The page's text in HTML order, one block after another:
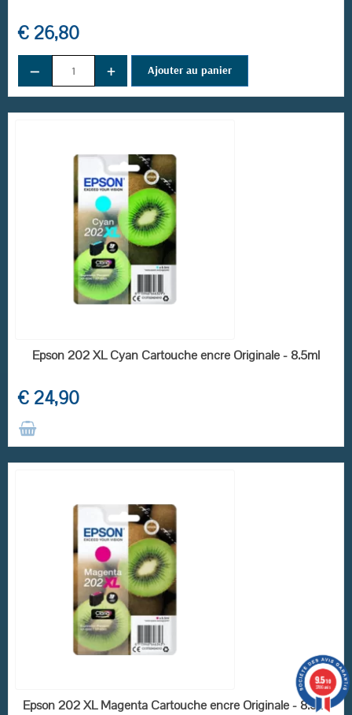
€ 26,80
− + Ajouter au panier
RUPTURE DE STOCK
Epson 202 XL Cyan Cartouche encre Originale - 8.5ml
€ 24,90
EN STOCK
Epson 202 XL Magenta Cartouche encre Originale - 8.5ml
9.5/10
3786 avis